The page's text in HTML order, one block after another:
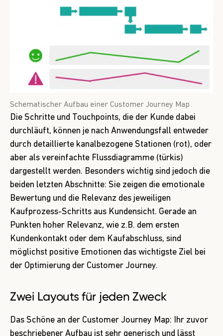
Schematischer Aufbau einer Customer Journey Map
Die Schritte und Touchpoints, die der Kunde dabei
durchläuft, können je nach Anwendungsfall entweder
durch detaillierte kanalbezogene Stationen (rot), oder
aber als vereinfachte Flussdiagramme (türkis)
dargestellt werden. Besonders wichtig sind jedoch die
beiden letzten Abschnitte: Sie zeigen die emotionale
Bewertung und die Relevanz des jeweiligen
Kaufprozess-Schritts aus Kundensicht. Gerade an
Punkten hoher Relevanz, wie z.B. dem ersten
Kundenkontakt oder dem Kaufabschluss, sind
möglichst positive Emotionen das wichtigste Ziel bei
der Optimierung der Customer Journey.
Zwei Layouts für jeden Zweck
Das Schöne an der Customer Journey Map: Ihr zuvor
beschriebener Aufbau ist sehr generisch und lässt